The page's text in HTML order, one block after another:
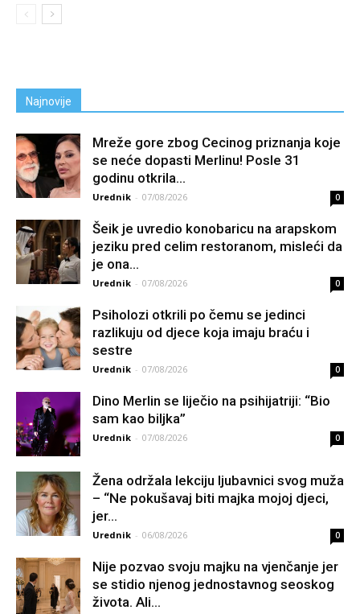
Najnovije
Mreže gore zbog Cecinog priznanja koje
se neće dopasti Merlinu! Posle 31
godinu otkrila...
Urednik - 07/08/2026 0
Šeik je uvredio konobaricu na arapskom
jeziku pred celim restoranom, misleći da
je ona...
Urednik - 07/08/2026 0
Psiholozi otkrili po čemu se jedinci
razlikuju od djece koja imaju braću i
sestre
Urednik - 07/08/2026 0
Dino Merlin se liječio na psihijatriji: “Bio
sam kao biljka”
Urednik - 07/08/2026 0
Žena održala lekciju ljubavnici svog muža
– “Ne pokušavaj biti majka mojoj djeci,
jer...
Urednik - 06/08/2026 0
Nije pozvao svoju majku na vjenčanje jer
se stidio njenog jednostavnog seoskog
života. Ali...